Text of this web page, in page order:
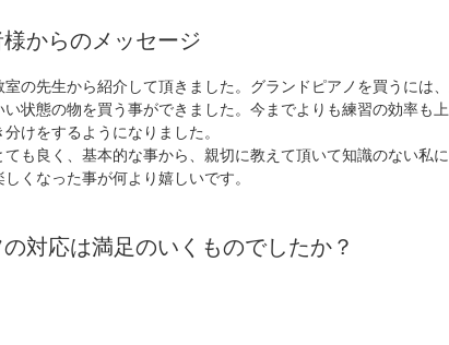
からのメッセージ
の先生から紹介して頂きました。グランドピアノを買うには
状態の物を買う事ができました。今までよりも練習の効率も上
けをするようになりました。
も良く、基本的な事から、親切に教えて頂いて知識のない私
くなった事が何より嬉しいです。
の対応は満足のいくものでしたか？